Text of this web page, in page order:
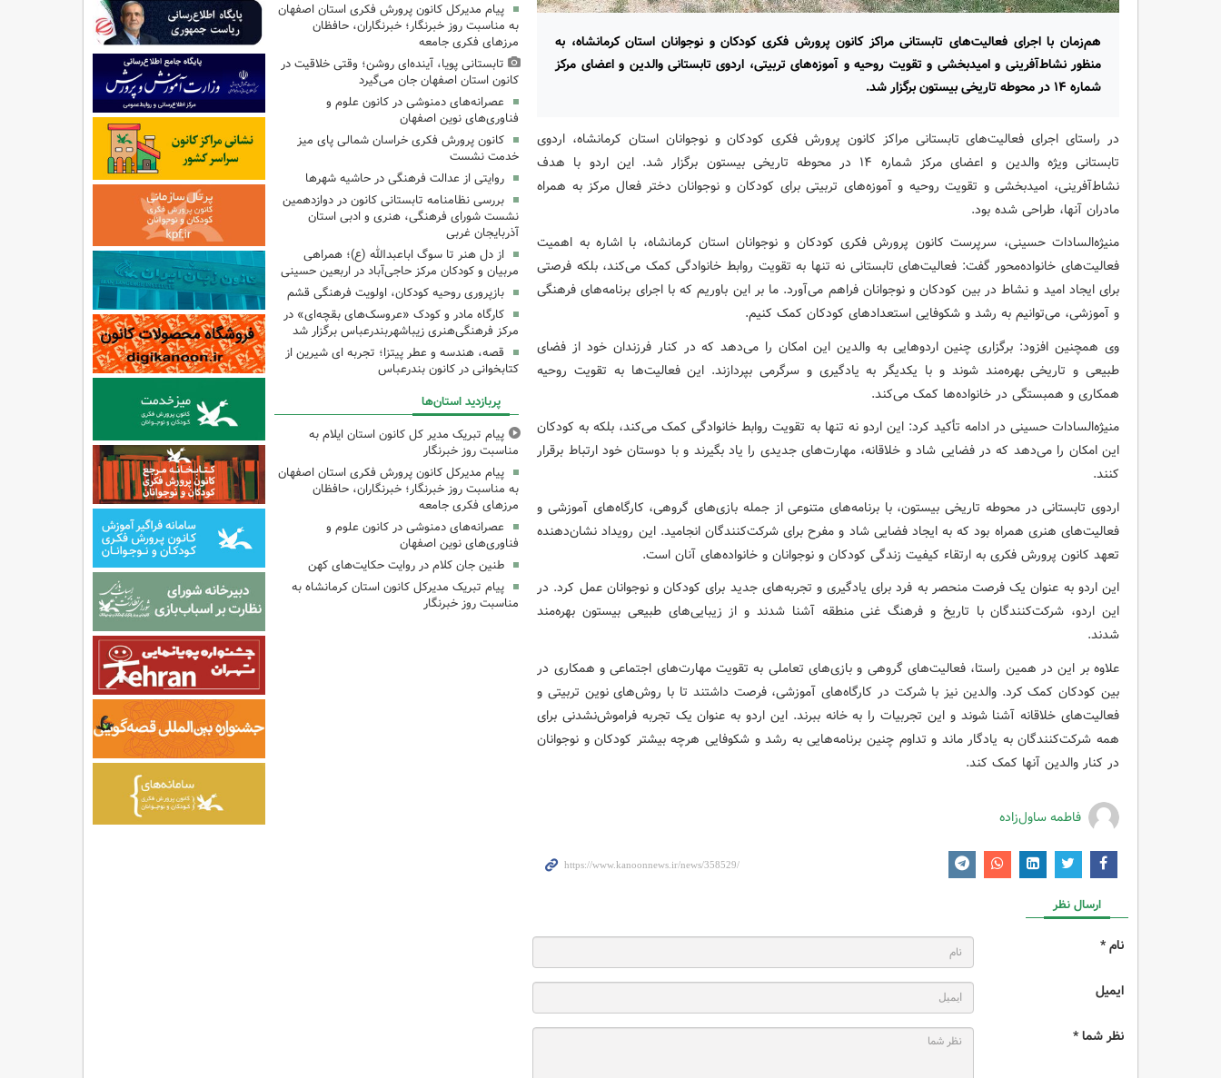
هم‌زمان با اجرای فعالیت‌های تابستانی مراکز کانون پرورش فکری کودکان و نوجوانان استان کرمانشاه، به
منظور نشاط‌آفرینی و امیدبخشی و تقویت روحیه و آموزه‌های تربیتی، اردوی تابستانی والدین و اعضای مرکز
شماره ۱۴ در محوطه تاریخی بیستون برگزار شد.
در راستای اجرای فعالیت‌های تابستانی مراکز کانون پرورش فکری کودکان و نوجوانان استان کرمانشاه، اردوی
تابستانی ویژه والدین و اعضای مرکز شماره ۱۴ در محوطه تاریخی بیستون برگزار شد. این اردو با هدف
نشاط‌آفرینی، امیدبخشی و تقویت روحیه و آموزه‌های تربیتی برای کودکان و نوجوانان دختر فعال مرکز به همراه
مادران آنها، طراحی شده بود.
منیژه‌السادات حسینی، سرپرست کانون پرورش فکری کودکان و نوجوانان استان کرمانشاه، با اشاره به اهمیت
فعالیت‌های خانواده‌محور گفت: فعالیت‌های تابستانی نه تنها به تقویت روابط خانوادگی کمک می‌کند، بلکه فرصتی
برای ایجاد امید و نشاط در بین کودکان و نوجوانان فراهم می‌آورد. ما بر این باوریم که با اجرای برنامه‌های فرهنگی
و آموزشی، می‌توانیم به رشد و شکوفایی استعدادهای کودکان کمک کنیم.
وی همچنین افزود: برگزاری چنین اردوهایی به والدین این امکان را می‌دهد که در کنار فرزندان خود از فضای
طبیعی و تاریخی بهره‌مند شوند و با یکدیگر به یادگیری و سرگرمی بپردازند. این فعالیت‌ها به تقویت روحیه
همکاری و همبستگی در خانواده‌ها کمک می‌کند.
منیژه‌السادات حسینی در ادامه تأکید کرد: این اردو نه تنها به تقویت روابط خانوادگی کمک می‌کند، بلکه به کودکان
این امکان را می‌دهد که در فضایی شاد و خلاقانه، مهارت‌های جدیدی را یاد بگیرند و با دوستان خود ارتباط برقرار
کنند.
اردوی تابستانی در محوطه تاریخی بیستون، با برنامه‌های متنوعی از جمله بازی‌های گروهی، کارگاه‌های آموزشی و
فعالیت‌های هنری همراه بود که به ایجاد فضایی شاد و مفرح برای شرکت‌کنندگان انجامید. این رویداد نشان‌دهنده
تعهد کانون پرورش فکری به ارتقاء کیفیت زندگی کودکان و نوجوانان و خانواده‌های آنان است.
این اردو به عنوان یک فرصت منحصر به فرد برای یادگیری و تجربه‌های جدید برای کودکان و نوجوانان عمل کرد. در
این اردو، شرکت‌کنندگان با تاریخ و فرهنگ غنی منطقه آشنا شدند و از زیبایی‌های طبیعی بیستون بهره‌مند
شدند.
علاوه بر این در همین راستا، فعالیت‌های گروهی و بازی‌های تعاملی به تقویت مهارت‌های اجتماعی و همکاری در
بین کودکان کمک کرد. والدین نیز با شرکت در کارگاه‌های آموزشی، فرصت داشتند تا با روش‌های نوین تربیتی و
فعالیت‌های خلاقانه آشنا شوند و این تجربیات را به خانه ببرند. این اردو به عنوان یک تجربه فراموش‌نشدنی برای
همه شرکت‌کنندگان به یادگار ماند و تداوم چنین برنامه‌هایی به رشد و شکوفایی هرچه بیشتر کودکان و نوجوانان
در کنار والدین آنها کمک کند.
فاطمه ساول‌زاده
ارسال نظر
نام *
ایمیل
نظر شما *
پیام مدیرکل کانون پرورش فکری استان اصفهان
به مناسبت روز خبرنگار؛ خبرنگاران، حافظان
مرزهای فکری جامعه
تابستانی پویا، آینده‌ای روشن؛ وقتی خلاقیت در
کانون استان اصفهان جان می‌گیرد
عصرانه‌های دمنوشی در کانون علوم و
فناوری‌های نوین اصفهان
کانون پرورش فکری خراسان شمالی پای میز
خدمت نشست
روایتی از عدالت فرهنگی در حاشیه شهرها
بررسی نظامنامه تابستانی کانون در دوازدهمین
نشست شورای فرهنگی، هنری و ادبی استان
آذربایجان غربی
از دل هنر تا سوگ اباعبدالله (ع)؛ همراهی
مربیان و کودکان مرکز حاجی‌آباد در اربعین حسینی
بازپروری روحیه کودکان، اولویت فرهنگی قشم
کارگاه مادر و کودک «عروسک‌های بقچه‌ای» در
مرکز فرهنگی‌هنری زیباشهربندرعباس برگزار شد
قصه، هندسه و عطر پیتزا؛ تجربه ای شیرین از
کتابخوانی در کانون بندرعباس
پربازدید استان‌ها
پیام تبریک مدیر کل کانون استان ایلام به
مناسبت روز خبرنگار
پیام مدیرکل کانون پرورش فکری استان اصفهان
به مناسبت روز خبرنگار؛ خبرنگاران، حافظان
مرزهای فکری جامعه
عصرانه‌های دمنوشی در کانون علوم و
فناوری‌های نوین اصفهان
طنین جان کلام در روایت حکایت‌های کهن
پیام تبریک مدیرکل کانون استان کرمانشاه به
مناسبت روز خبرنگار